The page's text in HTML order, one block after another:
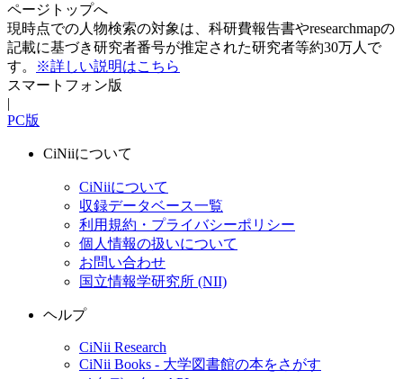
ページトップへ
現時点での人物検索の対象は、科研費報告書やresearchmapの
記載に基づき研究者番号が推定された研究者等約30万人で
す。
※詳しい説明はこちら
スマートフォン版
|
PC版
CiNiiについて
CiNiiについて
収録データベース一覧
利用規約・プライバシーポリシー
個人情報の扱いについて
お問い合わせ
国立情報学研究所 (NII)
ヘルプ
CiNii Research
CiNii Books - 大学図書館の本をさがす